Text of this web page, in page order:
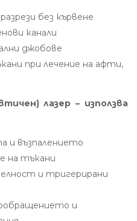
без кървене
канали
джобове
при лечение на афти,
лазер – използва
и възпалението
на тъкани
и тригерирани
и